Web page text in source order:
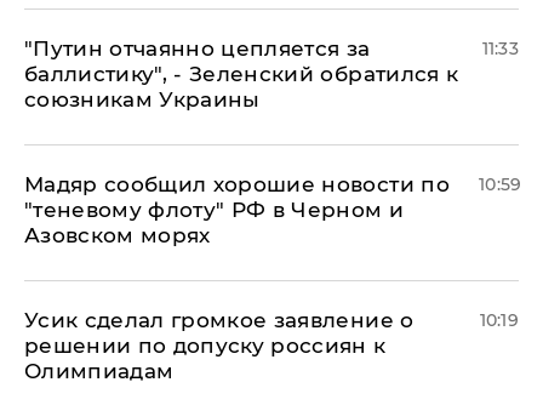
"Путин отчаянно цепляется за
баллистику", - Зеленский обратился к
союзникам Украины
11:33
Мадяр сообщил хорошие новости по
"теневому флоту" РФ в Черном и
Азовском морях
10:59
Усик сделал громкое заявление о
решении по допуску россиян к
Олимпиадам
10:19